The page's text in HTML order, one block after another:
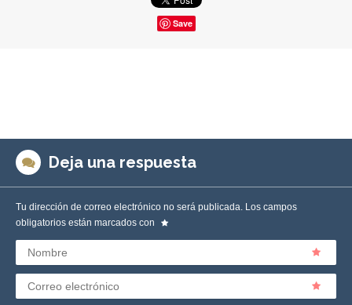
Save
Deja una respuesta
Tu dirección de correo electrónico no será publicada. Los campos
obligatorios están marcados con
Nombre
Correo electrónico